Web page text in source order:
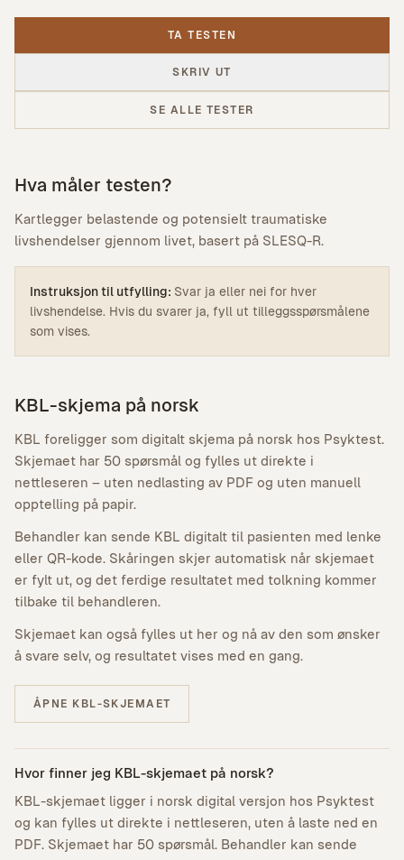
Hva måler testen?
Kartlegger belastende og potensielt traumatiske
livshendelser gjennom livet, basert på SLESQ-R.
Instruksjon til utfylling: Svar ja eller nei for hver
livshendelse. Hvis du svarer ja, fyll ut tilleggsspørsmålene
som vises.
KBL-skjema på norsk
KBL foreligger som digitalt skjema på norsk hos Psyktest.
Skjemaet har 50 spørsmål og fylles ut direkte i
nettleseren – uten nedlasting av PDF og uten manuell
opptelling på papir.
Behandler kan sende KBL digitalt til pasienten med lenke
eller QR-kode. Skåringen skjer automatisk når skjemaet
er fylt ut, og det ferdige resultatet med tolkning kommer
tilbake til behandleren.
Skjemaet kan også fylles ut her og nå av den som ønsker
å svare selv, og resultatet vises med en gang.
ÅPNE KBL-SKJEMAET
Hvor finner jeg KBL-skjemaet på norsk?
KBL-skjemaet ligger i norsk digital versjon hos Psyktest
og kan fylles ut direkte i nettleseren, uten å laste ned en
PDF. Skjemaet har 50 spørsmål. Behandler kan sende
TA TESTEN
SKRIV UT
SE ALLE TESTER